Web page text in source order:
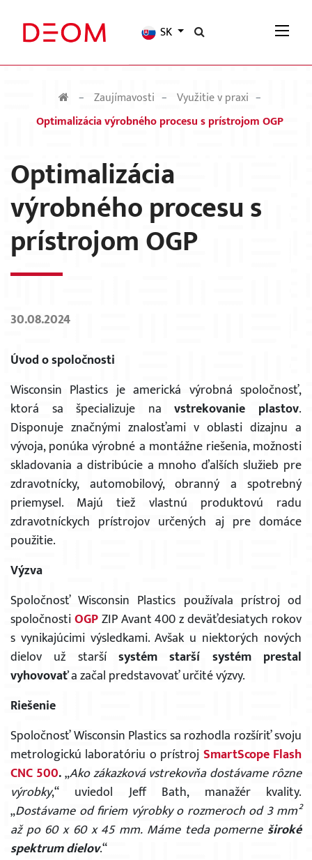
SK
Zaujímavosti
Využitie v praxi
Optimalizácia výrobného procesu s prístrojom OGP
Optimalizácia
výrobného procesu s
prístrojom OGP
30.08.2024
Úvod o spoločnosti
Wisconsin Plastics je americká výrobná spoločnosť,
ktorá sa špecializuje navstrekovanie plastov.
Disponuje značnými znalosťami v oblasti dizajnu a
vývoja, ponúka výrobné a montážne riešenia, možnosti
skladovania a distribúcie a mnoho ďalších služieb pre
zdravotnícky, automobilový, obranný a spotrebný
priemysel. Majú tiež vlastnú produktovú radu
zdravotníckych prístrojov určených aj pre domáce
použitie.
Výzva
Spoločnosť Wisconsin Plastics používala prístroj od
spoločnostiOGPZIP Avant 400 z deväťdesiatych rokov
s vynikajúcimi výsledkami. Avšak u niektorých nových
dielov už starší systém starší systém prestal
vyhovovaťa začal predstavovať určité výzvy.
Riešenie
Spoločnosť Wisconsin Plastics sa rozhodla rozšíriť svoju
metrologickú laboratóriu o prístroj SmartScope Flash
CNC 500.„Ako zákazková vstrekovňa dostávame rôzne
výrobky,“ uviedol Jeff Bath, manažér kvality.
„Dostávame od firiem výrobky o rozmeroch od 3 mm²
až po 60 x 60 x 45 mm. Máme teda pomerneširoké
spektrum dielov.“